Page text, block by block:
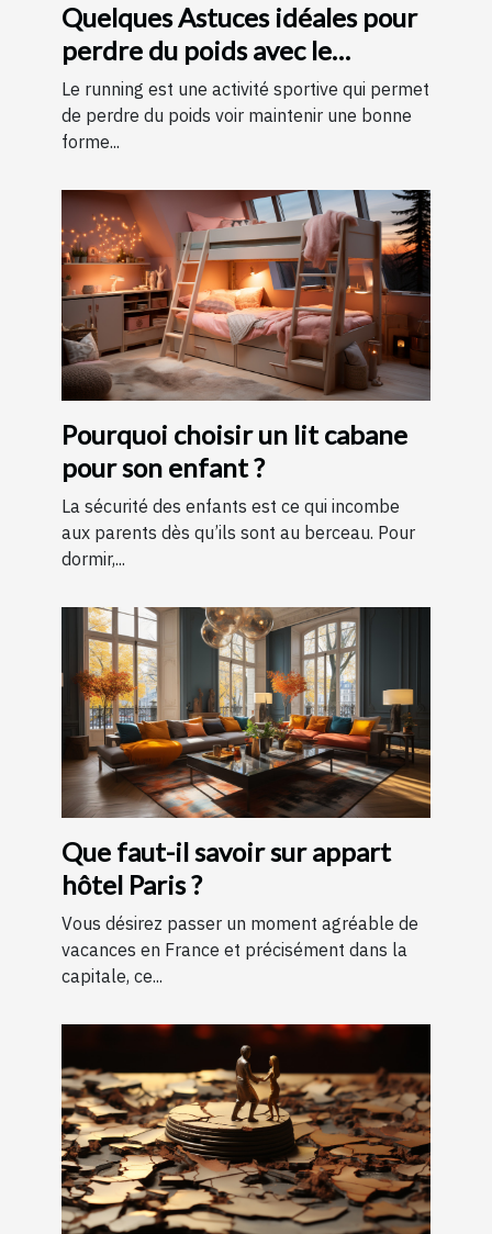
Quelques Astuces idéales pour
perdre du poids avec le
running ?
Le running est une activité sportive qui permet
de perdre du poids voir maintenir une bonne
forme...
Pourquoi choisir un lit cabane
pour son enfant ?
La sécurité des enfants est ce qui incombe
aux parents dès qu’ils sont au berceau. Pour
dormir,...
Que faut-il savoir sur appart
hôtel Paris ?
Vous désirez passer un moment agréable de
vacances en France et précisément dans la
capitale, ce...